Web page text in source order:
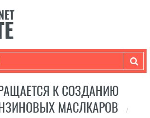
К СОЗДАНИЮ
МАСЛКАРОВ
/